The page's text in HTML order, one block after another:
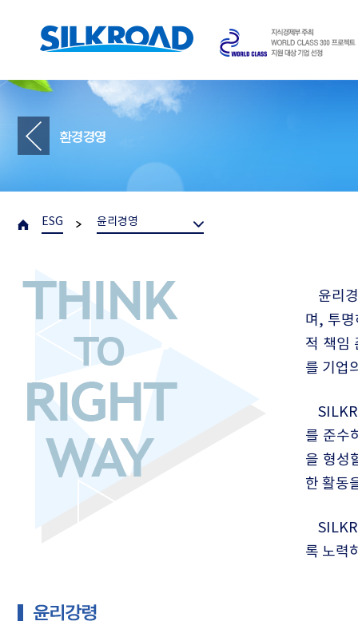
ESG 윤리경영
윤리
며, 투
적 책임
를 기업
를 준수
을 형성
한 활동
록 노력